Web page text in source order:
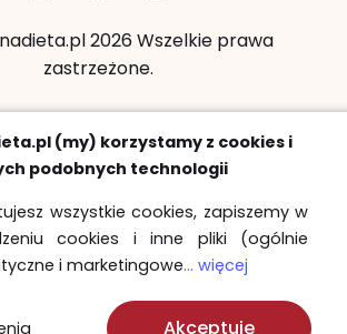
2026 Wszelkie prawa
zastrzeżone.
Metody płatności:
bezpłatnych dostaw
Sprawdź
(my) korzystamy z cookies i
podobnych technologii
wszystkie cookies, zapiszemy w
cookies i inne pliki (ogólnie
i marketingowe... więcej
Akceptuję